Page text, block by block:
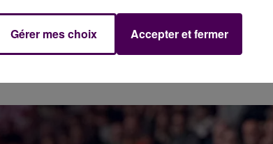
semaine de vacances,
de celle aperçue lors des récentes sorties en
ont ensuite pu communier avec leur public. Et
Leaders Cup contre Monaco a trouvé sa
Gérer mes choix Accepter et fermer